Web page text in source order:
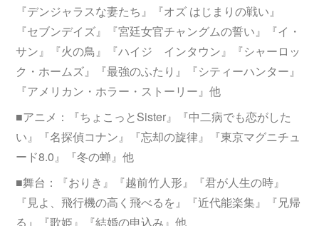
『デンジャラスな妻たち』『オズ はじまりの戦い』
『セブンデイズ』『宮廷女官チャングムの誓い』『イ・
サン』『火の鳥』『ハイジ インタウン』『シャーロッ
ク・ホームズ』『最強のふたり』『シティーハンター』
『アメリカン・ホラー・ストーリー』他
■アニメ：『ちょこっとSister』『中二病でも恋がした
い』『名探偵コナン』『忘却の旋律』『東京マグニチュ
ード8.0』『冬の蝉』他
■舞台：『おりき』『越前竹人形』『君が人生の時』
『見よ、飛行機の高く飛べるを』『近代能楽集』『兄帰
る』『歌姫』『結婚の申込み』他